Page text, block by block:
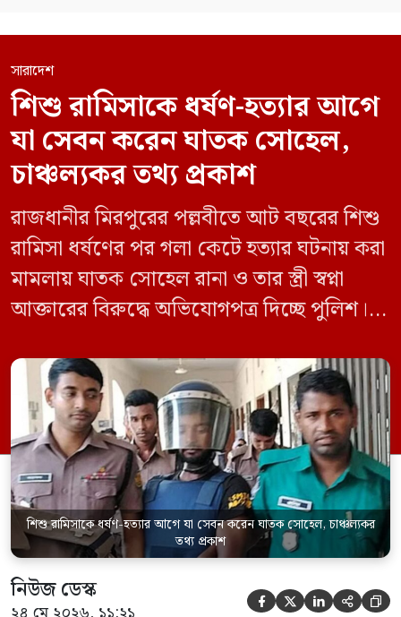
সারাদেশ
শিশু রামিসাকে ধর্ষণ-হত্যার আগে
যা সেবন করেন ঘাতক সোহেল,
চাঞ্চল্যকর তথ্য প্রকাশ
রাজধানীর মিরপুরের পল্লবীতে আট বছরের শিশু
রামিসা ধর্ষণের পর গলা কেটে হত্যার ঘটনায় করা
মামলায় ঘাতক সোহেল রানা ও তার স্ত্রী স্বপ্না
আক্তারের বিরুদ্ধে অভিযোগপত্র দিচ্ছে পুলিশ।
সেবন করেছিলেন বলে জবানবন্দিতে
জানিয়েছেন আসামি। রোববার (২৪ মে) সকালে
মামলার তদন্ত কর্মকর্তা পল্লবী থানার উপ-
পরিদর্শক অহিদুজ্জামান এ তথ্য নিছিত করেন।
তিনি বলেন, […]
শিশু রামিসাকে ধর্ষণ-হত্যার আগে যা সেবন করেন ঘাতক সোহেল, চাঞ্চল্যকর
তথ্য প্রকাশ
নিউজ ডেস্ক     